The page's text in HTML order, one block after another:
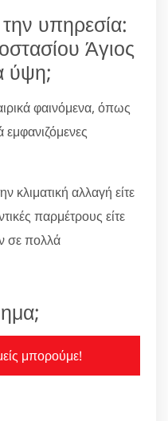
υπηρεσία:
Άγιος
ύψη;
φαινόμενα, όπως
κλιματική αλλαγή είτε
παρμέτρους είτε
σε πολλά
μπορούμε!